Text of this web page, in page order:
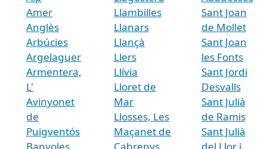
Amer
Anglès
Arbúcies
Argelaguer
Armentera,
L'
Avinyonet
de
Puigventós
Banyoles
Llambilles
Llanars
Llançà
Llers
Llívia
Lloret de
Mar
Llosses, Les
Maçanet de
Cabrenys
Sant Joan
de Mollet
Sant Joan
les Fonts
Sant Jordi
Desvalls
Sant Julià
de Ramis
Sant Julià
del Llor i